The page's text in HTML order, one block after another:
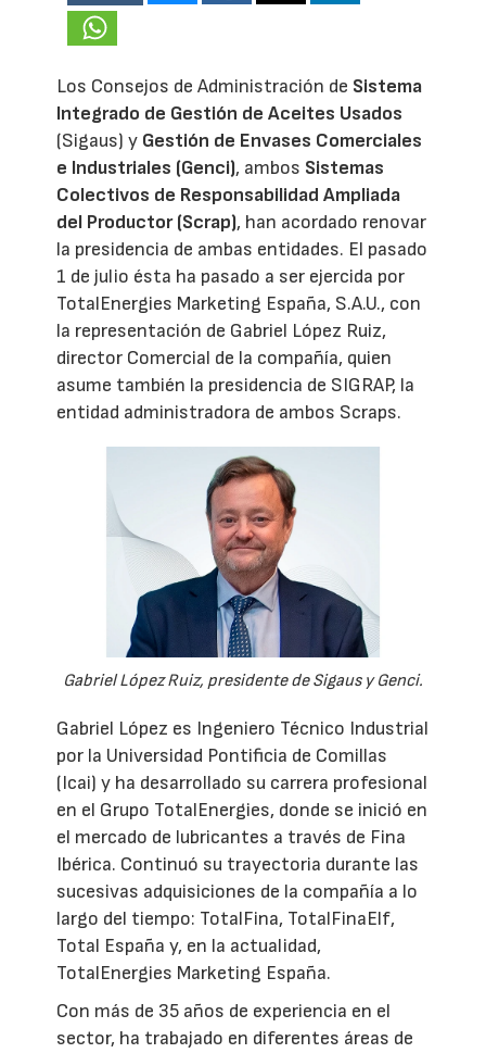
Los Consejos de Administración de Sistema
Integrado de Gestión de Aceites Usados
(Sigaus) y Gestión de Envases Comerciales
e Industriales (Genci), ambos Sistemas
Colectivos de Responsabilidad Ampliada
del Productor (Scrap), han acordado renovar
la presidencia de ambas entidades. El pasado
1 de julio ésta ha pasado a ser ejercida por
TotalEnergies Marketing España, S.A.U., con
la representación de Gabriel López Ruiz,
director Comercial de la compañía, quien
asume también la presidencia de SIGRAP, la
entidad administradora de ambos Scraps.
Gabriel López Ruiz, presidente de Sigaus y Genci.
Gabriel López es Ingeniero Técnico Industrial
por la Universidad Pontificia de Comillas
(Icai) y ha desarrollado su carrera profesional
en el Grupo TotalEnergies, donde se inició en
el mercado de lubricantes a través de Fina
Ibérica. Continuó su trayectoria durante las
sucesivas adquisiciones de la compañía a lo
largo del tiempo: TotalFina, TotalFinaElf,
Total España y, en la actualidad,
TotalEnergies Marketing España.
Con más de 35 años de experiencia en el
sector, ha trabajado en diferentes áreas de